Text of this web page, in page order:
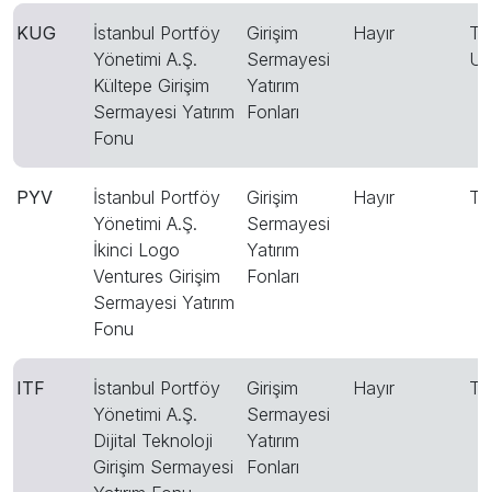
KUG
İstanbul Portföy
Yönetimi A.Ş.
Kültepe Girişim
Sermayesi Yatırım
Fonu
Girişim
Sermayesi
Yatırım
Fonları
Hayır
PYV
İstanbul Portföy
Yönetimi A.Ş.
İkinci Logo
Ventures Girişim
Sermayesi Yatırım
Fonu
Girişim
Sermayesi
Yatırım
Fonları
Hayır
ITF
İstanbul Portföy
Yönetimi A.Ş.
Dijital Teknoloji
Girişim Sermayesi
Girişim
Sermayesi
Yatırım
Fonları
Hayır